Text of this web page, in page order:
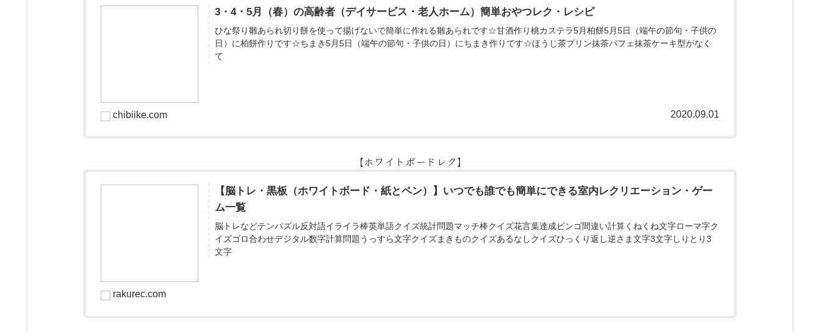
3・4・5月（春）の高齢者（デイサービス・老人ホーム）簡単おやつレク・レシピ
ひな祭り雛あられ切り餅を使って揚げないで簡単に作れる雛あられです☆甘酒作り桃カステラ5月柏餅5月5日（端午の節句・子供の
日）に柏餅作りです☆ちまき5月5日（端午の節句・子供の日）にちまき作りです☆ほうじ茶プリン抹茶パフェ抹茶ケーキ型がなく
て
chibiike.com 2020.09.01
【ホワイトボードレク】
【脳トレ・黒板（ホワイトボード・紙とペン）】いつでも誰でも簡単にできる室内レクリエーション・ゲー
ム一覧
脳トレなどテンパズル反対語イライラ棒英単語クイズ統計問題マッチ棒クイズ花言葉達成ビンゴ間違い計算くねくね文字ローマ字ク
イズゴロ合わせデジタル数字計算問題うっすら文字クイズまきものクイズあるなしクイズひっくり返し逆さま文字3文字しりとり3
文字
rakurec.com